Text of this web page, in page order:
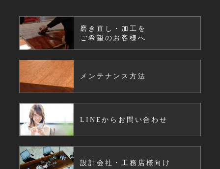
磨き直し・加工を
ご希望のお客様へ
メンテナンス方法
LINEからお問い合わせ
設計会社・工務店様向け